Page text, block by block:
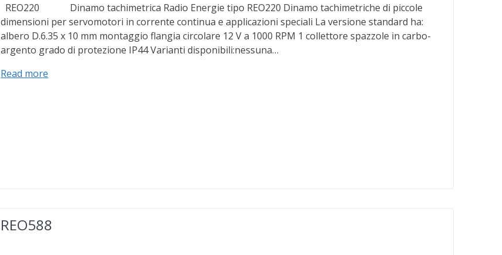
REO220 Dinamo tachimetrica Radio Energie tipo REO220 Dinamo tachimetriche di piccole
dimensioni per servomotori in corrente continua e applicazioni speciali La versione standard ha:
albero D.6.35 x 10 mm montaggio flangia circolare 12 V a 1000 RPM 1 collettore spazzole in carbo-
argento grado di protezione IP44 Varianti disponibili:nessuna…
Read more
REO588